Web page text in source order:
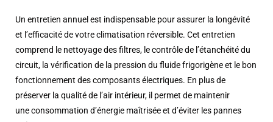
Un entretien annuel est indispensable pour assurer la longévité
et l’efficacité de votre climatisation réversible. Cet entretien
comprend le nettoyage des filtres, le contrôle de l’étanchéité du
circuit, la vérification de la pression du fluide frigorigène et le bon
fonctionnement des composants électriques. En plus de
préserver la qualité de l’air intérieur, il permet de maintenir
une consommation d’énergie maîtrisée et d’éviter les pannes